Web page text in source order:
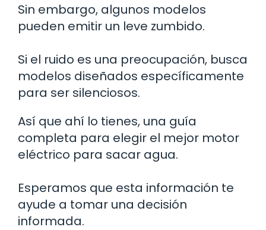
Sin embargo, algunos modelos
pueden emitir un leve zumbido.
Si el ruido es una preocupación, busca
modelos diseñados específicamente
para ser silenciosos.
Así que ahí lo tienes, una guía
completa para elegir el mejor motor
eléctrico para sacar agua.
Esperamos que esta información te
ayude a tomar una decisión
informada.